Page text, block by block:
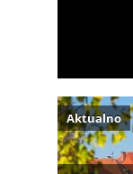
Aktualno